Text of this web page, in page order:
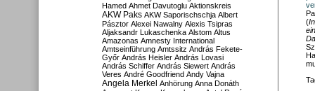
(
Hamed Ahmet Davutoglu Aktionskreis
AKW Paks AKW Saporischschja Albert
Pásztor Alexei Nawalny Alexis Tsipras
Aljaksandr Lukaschenka Alstom Altus
Amazonas Amnesty International
Amtseinführung Amtssitz András Fekete-
Győr András Heisler András Lovasi
András Schiffer András Siewert András
Veres André Goodfriend Andy Vajna
Angela Merkel Anhörung Anna Donáth